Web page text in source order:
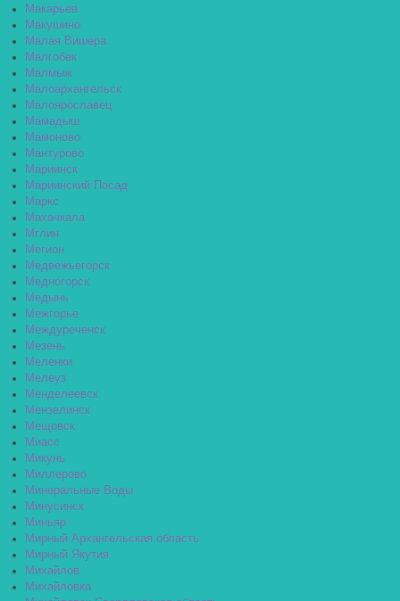
Макарьев
Макушино
Малая Вишера
Малгобек
Малмыж
Малоархангельск
Малоярославец
Мамадыш
Мамоново
Мантурово
Мариинск
Мариинский Посад
Маркс
Махачкала
Мглин
Мегион
Медвежьегорск
Медногорск
Медынь
Межгорье
Междуреченск
Мезень
Меленки
Мелеуз
Менделеевск
Мензелинск
Мещовск
Миасс
Микунь
Миллерово
Минеральные Воды
Минусинск
Миньяр
Мирный Архангельская область
Мирный Якутия
Михайлов
Михайловка